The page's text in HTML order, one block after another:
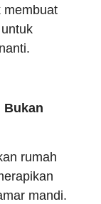
membuat
Bukan
rumah
mandi.